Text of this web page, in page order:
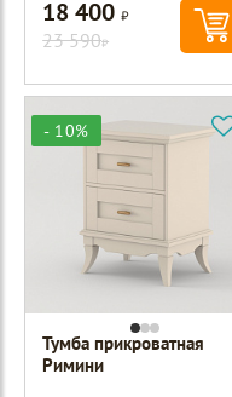
18 400Р
23 590Р
- 10%
Тумба прикроватная
Римини